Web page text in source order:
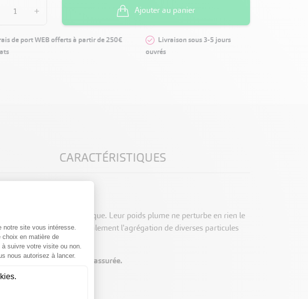
+ Ajouter au panier
de port WEB offerts à partir de 250€
Livraison sous 3-5 jours
ouvrés
CARACTÉRISTIQUES
une barrière hygiénique. Leur poids plume ne perturbe en rien le
ils empêchent également l'agrégation de diverses particules
une quiétude nocturne assurée.